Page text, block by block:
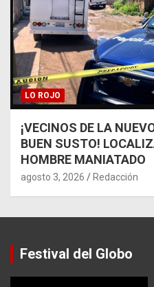
LO ROJO
¡VECINOS DE LA
BUEN SUSTO!
HOMBRE MANIATADO
agosto 3, 2026 Redacción
Festival del Globo